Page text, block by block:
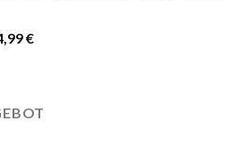
€Aktueller